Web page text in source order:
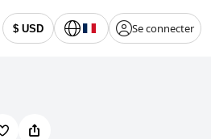
$ USD Se connecter